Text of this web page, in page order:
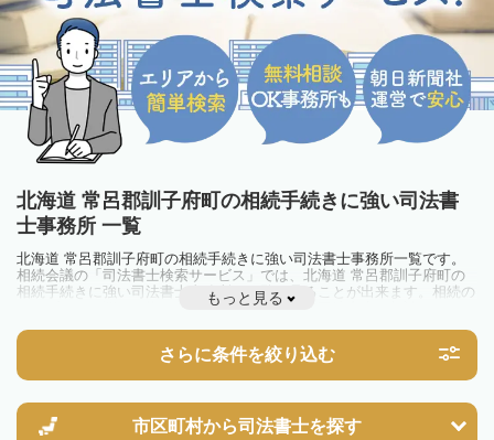
北海道 常呂郡訓子府町の相続手続きに強い司法書
士事務所 一覧
北海道 常呂郡訓子府町の相続手続きに強い司法書士事務所一覧です。
相続会議の「司法書士検索サービス」では、北海道 常呂郡訓子府町の
相続手続きに強い司法書士事務所を一覧で見ることが出来ます。相続の
トラブルやお悩みを抱えている方は一度近隣の司法書士に相談してみま
もっと見る
さらに条件を絞り込む
市区町村から司法書士を探す